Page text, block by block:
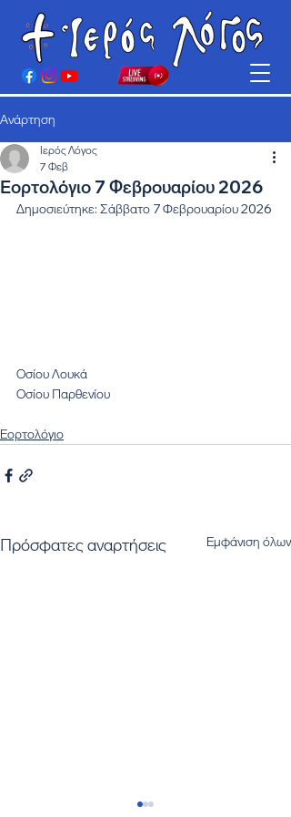
Ανάρτηση
Εορτολόγιο 7 Φεβρουαρίου 2026
Ιερός Λόγος
7 Φεβ
Δημοσιεύτηκε: Σάββατο 7 Φεβρουαρίου 2026
Οσίου Λουκά
Οσίου Παρθενίου
Εορτολόγιο
Πρόσφατες αναρτήσεις Εμφάνιση όλων